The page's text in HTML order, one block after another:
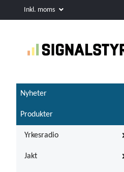
Inkl. moms
Nyheter
Produkter
Yrkesradio
Jakt